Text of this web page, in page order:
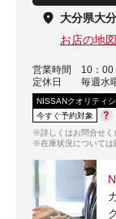
大分県大
お店の地
営業時間
10：
定休日
毎週水
NISSANクオリティ
今すぐ予約対象
※詳しくはお問合せく
※在庫状況については